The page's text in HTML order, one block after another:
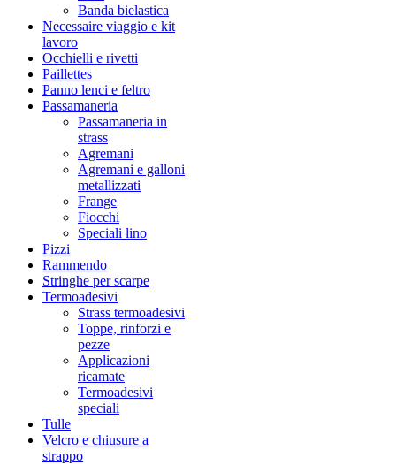
Banda bielastica
Necessaire viaggio e kit
lavoro
Occhielli e rivetti
Paillettes
Panno lenci e feltro
Passamaneria
Passamaneria in
strass
Agremani
Agremani e galloni
metallizzati
Frange
Fiocchi
Speciali lino
Pizzi
Rammendo
Stringhe per scarpe
Termoadesivi
Strass termoadesivi
Toppe, rinforzi e
pezze
Applicazioni
ricamate
Termoadesivi
speciali
Tulle
Velcro e chiusure a
strappo